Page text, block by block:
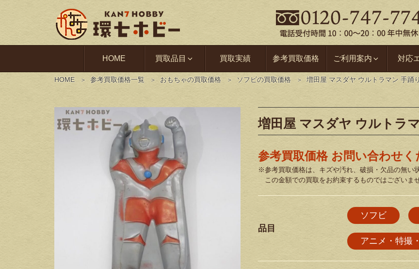
HOME 買取品目 買取実績 参考買取価格 ご利用案内 対応
HOME 参考買取価格一覧 おもちゃの買取価格 ソフビの買取価格 増田屋 マスダヤ ウルトラマン 手踊
増田屋 マスダヤ ウルトラ
参考買取価格 お問い合わせく
※参考買取価格は、キズや汚れ、破損・欠品の無い
この金額での買取をお約束するものではございま
品目
ソフビ
アニメ・特撮